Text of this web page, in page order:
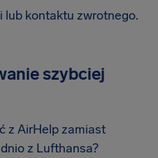
lub kontaktu zwrotnego.
szybciej
z AirHelp zamiast
z Lufthansa?